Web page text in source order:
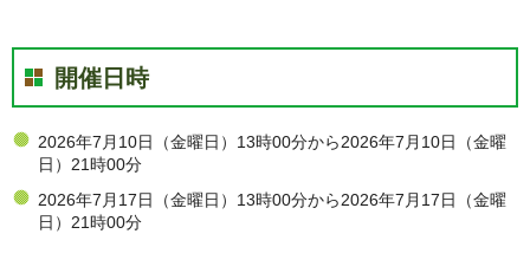
開催日時
2026年7月10日（金曜日）13時00分から2026年7月10日（金曜
日）21時00分
2026年7月17日（金曜日）13時00分から2026年7月17日（金曜
日）21時00分